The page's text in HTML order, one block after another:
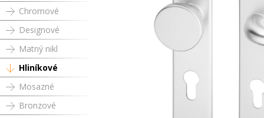
Chromové
Designové
Matný nikl
Hliníkové
Mosazné
Bronzové